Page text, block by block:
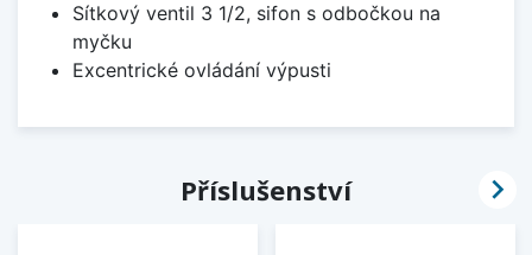
Sítkový ventil 3 1/2, sifon s odbočkou na
myčku
Excentrické ovládání výpusti
Příslušenství 